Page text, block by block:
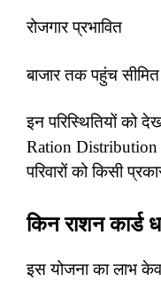
रोजगार प्रभावित
बाजार तक पहुंच सीमित
इन परिस्थितियों को
Ration Distribution
परिवारों को किसी
किन राशन कार्ड
इस योजना का लाभ